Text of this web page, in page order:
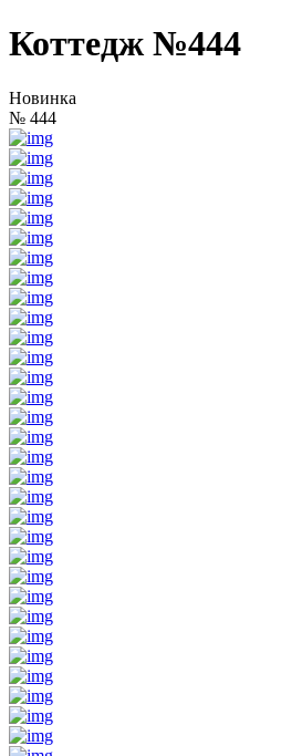
Коттедж №444
Новинка
№ 444